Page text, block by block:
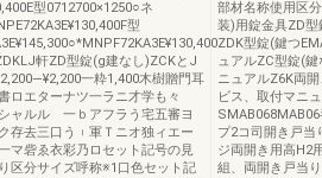
型0712700×1250○ネ
型
軒ZD型錠(g建なし)ZCKとJ
一粋1,400木樹贈門耳
ロエターナツ一ラニ才学も々
ル 一ｂアフラう宅五審ヨ
去三口う︲軍Ｔニオ独ィエー
砦ゑ衣彩乃ロセット記号の見
区分サイズ呼称※1口色セット記
部材名称使用区
装)用錠金具ZD型
ZDK型錠(鍵つ
ュアルZC型錠(
ニュアルZ6K両
ビス、取付マニ
プ2コ司開き戸当
ジ両開き用高H2
組、両開き戸当